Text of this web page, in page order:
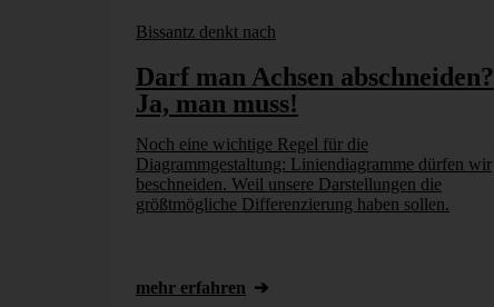
Bissantz denkt nach
Darf man Achsen abschneiden?
Ja, man muss!
Noch eine wichtige Regel für die
Diagrammgestaltung: Liniendiagramme dürfen wir
beschneiden. Weil unsere Darstellungen die
größtmögliche Differenzierung haben sollen.
mehr erfahren